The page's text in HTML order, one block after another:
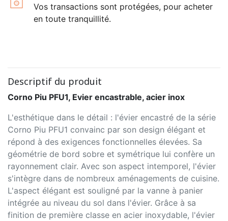
Vos transactions sont protégées, pour acheter
en toute tranquillité.
Descriptif du produit
Corno Piu PFU1, Evier encastrable, acier inox
L'esthétique dans le détail : l'évier encastré de la série
Corno Piu PFU1 convainc par son design élégant et
répond à des exigences fonctionnelles élevées. Sa
géométrie de bord sobre et symétrique lui confère un
rayonnement clair. Avec son aspect intemporel, l'évier
s'intègre dans de nombreux aménagements de cuisine.
L'aspect élégant est souligné par la vanne à panier
intégrée au niveau du sol dans l'évier. Grâce à sa
finition de première classe en acier inoxydable, l'évier